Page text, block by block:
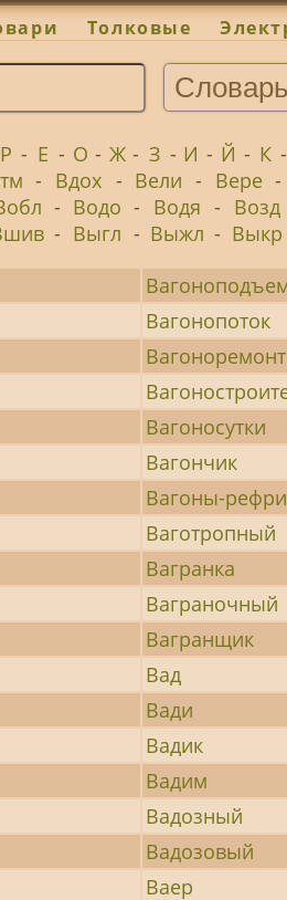
Толковые
Р - Е - О - Ж - З - И - Й - К -
- Вдох - Вели - Вере -
- Водо - Водя - Возд
- Выгл - Выжл - Выкр
Вагонопоток
Вагоносутки
Вагончик
Вагоны-
Ваготропный
Вагранка
Ваграночный
Вагранщик
Вад
Вади
Вадик
Вадим
Вадозный
Вадозовый
Ваер